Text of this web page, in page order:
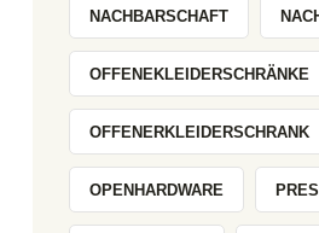
NACHBARSCHAFT
OFFENEKLEIDERSCHRÄNKE
OFFENERKLEIDERSCHRANK
OPENHARDWARE